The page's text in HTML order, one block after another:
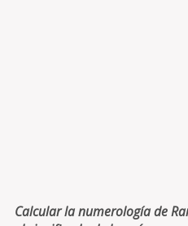
Calcular la numerología de